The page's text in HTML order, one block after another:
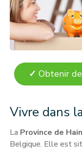
✓ Obtenir
Vivre dans
La Province de
Belgique. Elle est